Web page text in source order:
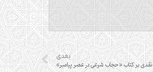
بعدی
نقدی بر کتاب «حجاب شرعی در عصر پیامبر»